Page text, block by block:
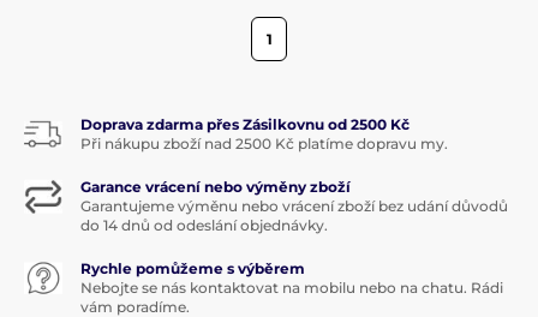
1
Doprava zdarma přes Zásilkovnu od 2500 Kč
Při nákupu zboží nad 2500 Kč platíme dopravu my.
Garance vrácení nebo výměny zboží
Garantujeme výměnu nebo vrácení zboží bez udání důvodů
do 14 dnů od odeslání objednávky.
Rychle pomůžeme s výběrem
Nebojte se nás kontaktovat na mobilu nebo na chatu. Rádi
vám poradíme.